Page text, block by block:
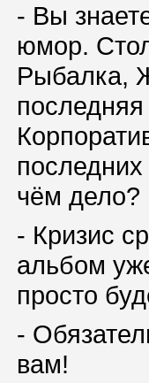
- Вы
юмор.
Рыбалка,
чём дело?
- Кризис
альбом
просто
-
вам!